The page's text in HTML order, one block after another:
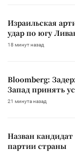
Израильская
удар по югу
18 минут назад
Bloomberg:
Запад принять
21 минута назад
Назван
партии страны